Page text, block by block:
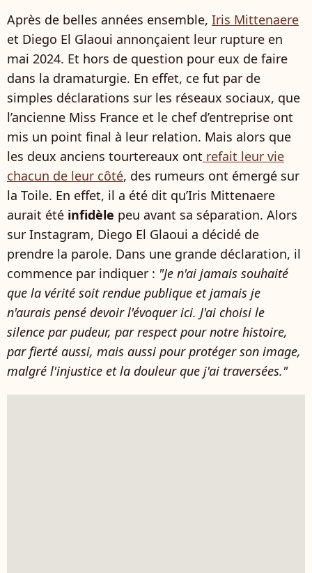
Après de belles années ensemble, Iris Mittenaere
et Diego El Glaoui annonçaient leur rupture en
mai 2024. Et hors de question pour eux de faire
dans la dramaturgie. En effet, ce fut par de
simples déclarations sur les réseaux sociaux, que
l’ancienne Miss France et le chef d’entreprise ont
mis un point final à leur relation. Mais alors que
les deux anciens tourtereaux ont refait leur vie
chacun de leur côté, des rumeurs ont émergé sur
la Toile. En effet, il a été dit qu’Iris Mittenaere
aurait été infidèle peu avant sa séparation. Alors
sur Instagram, Diego El Glaoui a décidé de
prendre la parole. Dans une grande déclaration, il
commence par indiquer : "Je n'ai jamais souhaité
que la vérité soit rendue publique et jamais je
n'aurais pensé devoir l'évoquer ici. J'ai choisi le
silence par pudeur, par respect pour notre histoire,
par fierté aussi, mais aussi pour protéger son image,
malgré l'injustice et la douleur que j'ai traversées."